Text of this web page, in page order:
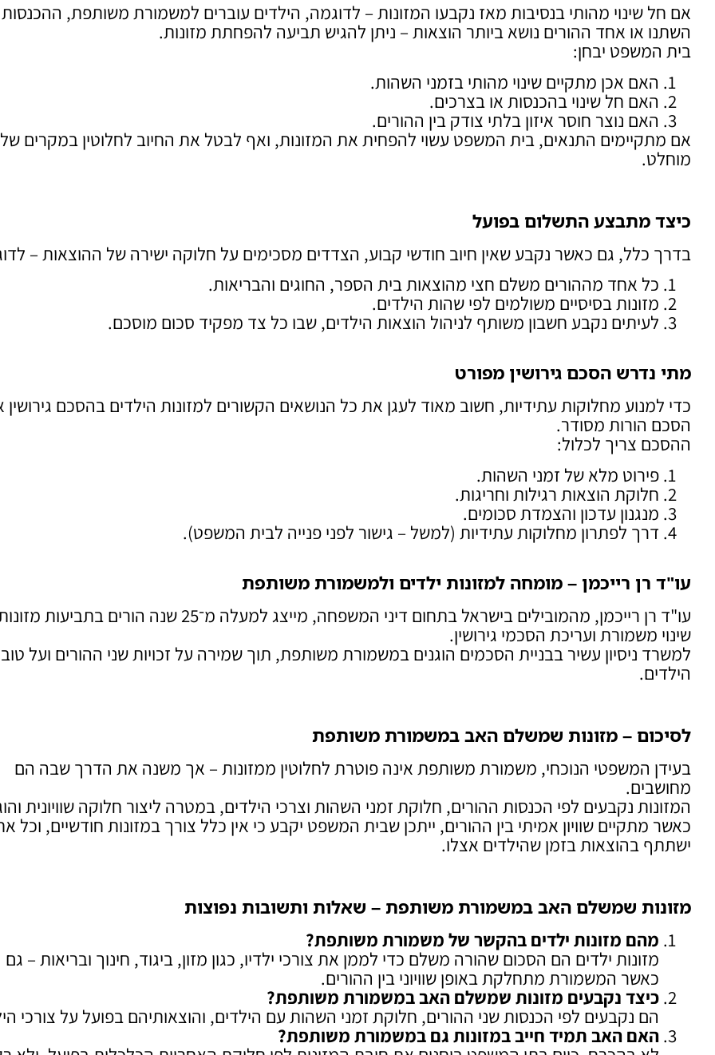
אם חל שינוי מהותי בנסיבות מאז נקבעו המזונות – לדוגמה, הילדים עוברים למשמורת משותפת, ההכנסות
השתנו או אחד ההורים נושא ביותר הוצאות – ניתן להגיש תביעה להפחתת מזונות.
בית המשפט יבחן:
האם אכן מתקיים שינוי מהותי בזמני השהות.
האם חל שינוי בהכנסות או בצרכים.
האם נוצר חוסר איזון בלתי צודק בין ההורים.
אם מתקיימים התנאים, בית המשפט עשוי להפחית את המזונות, ואף לבטל את החיוב לחלוטין במקרים של
מוחלט.
כיצד מתבצע התשלום בפועל
בדרך כלל, גם כאשר נקבע שאין חיוב חודשי קבוע, הצדדים מסכימים על חלוקה ישירה של ההוצאות –
כל אחד מההורים משלם חצי מהוצאות בית הספר, החוגים והבריאות.
מזונות בסיסיים משולמים לפי שהות הילדים.
לעיתים נקבע חשבון משותף לניהול הוצאות הילדים, שבו כל צד מפקיד סכום מוסכם.
מתי נדרש הסכם גירושין מפורט
כדי למנוע מחלוקות עתידיות, חשוב מאוד לעגן את כל הנושאים הקשורים למזונות הילדים בהסכם גירושין
הסכם הורות מסודר.
ההסכם צריך לכלול:
פירוט מלא של זמני השהות.
חלוקת הוצאות רגילות וחריגות.
מנגנון עדכון והצמדת סכומים.
דרך לפתרון מחלוקות עתידיות (למשל – גישור לפני פנייה לבית המשפט).
עו"ד רן רייכמן – מומחה למזונות ילדים ולמשמורת משותפת
עו"ד רן רייכמן, מהמובילים בישראל בתחום דיני המשפחה, מייצג למעלה מ־25 שנה הורים בתביעות
שינוי משמורת ועריכת הסכמי גירושין.
למשרד ניסיון עשיר בבניית הסכמים הוגנים במשמורת משותפת, תוך שמירה על זכויות שני ההורים ועל
הילדים.
לסיכום – מזונות שמשלם האב במשמורת משותפת
בעידן המשפטי הנוכחי, משמורת משותפת אינה פוטרת לחלוטין ממזונות – אך משנה את הדרך שבה הם
מחושבים.
המזונות נקבעים לפי הכנסות ההורים, חלוקת זמני השהות וצרכי הילדים, במטרה ליצור חלוקה שוויונית
כאשר מתקיים שוויון אמיתי בין ההורים, ייתכן שבית המשפט יקבע כי אין כלל צורך במזונות חודשיים, וכל
ישתתף בהוצאות בזמן שהילדים אצלו.
מזונות שמשלם האב במשמורת משותפת – שאלות ותשובות נפוצות
מהם מזונות ילדים בהקשר של משמורת משותפת?
מזונות ילדים הם הסכום שהורה משלם כדי לממן את צורכי ילדיו, כגון מזון, ביגוד, חינוך ובריאות – גם
כאשר המשמורת מתחלקת באופן שוויוני בין ההורים.
כיצד נקבעים מזונות שמשלם האב במשמורת משותפת?
הם נקבעים לפי הכנסות שני ההורים, חלוקת זמני השהות עם הילדים, והוצאותיהם בפועל על צורכי
האם האב תמיד חייב במזונות גם במשמורת משותפת?